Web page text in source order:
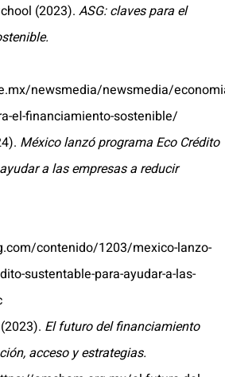
(2023). ASG: claves para el
newsmedia/newsmedia/
el-financiamiento-sostenible/
México lanzó programa Eco Crédito
a las empresas a reducir
contenido/1203/mexico-lanzo-
sustentable-para-ayudar-a-las-
El futuro del financiamiento
acceso y estrategias.